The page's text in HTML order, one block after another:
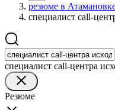
резюме в
специалист call-
специалист call-центра
Резюме